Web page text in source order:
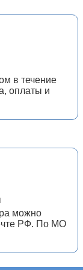
в течение
оплаты и
можно
РФ. По МО